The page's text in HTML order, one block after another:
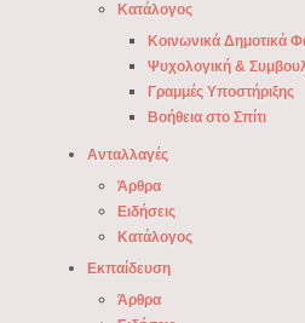
Κατάλογος
Κοινωνικά Δημοτικά
Ψυχολογική &
Γραμμές Υποστήριξης
Βοήθεια στο Σπίτι
Ανταλλαγές
Άρθρα
Ειδήσεις
Κατάλογος
Εκπαίδευση
Άρθρα